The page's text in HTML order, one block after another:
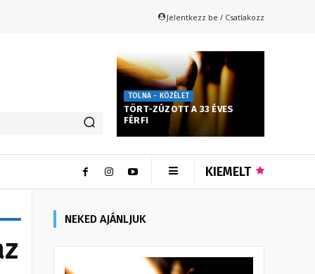
Jelentkezz be / Csatlakozz
TOLNA - KÖZÉLET
TÖRT-ZÚZOTT A 33 ÉVES
FÉRFI
KIEMELT
NEKED AJÁNLJUK